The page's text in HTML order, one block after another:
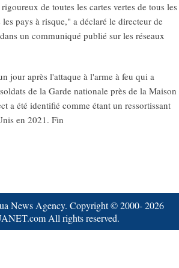
de toutes les cartes vertes de tous les
pays à risque," a déclaré le directeur de
un communiqué publié sur les réseaux
jour après l'attaque à l'arme à feu qui a
de la Garde nationale près de la Maison
a été identifié comme étant un ressortissant
en 2021. Fin
News Agency. Copyright © 2000-2026
All rights reserved.